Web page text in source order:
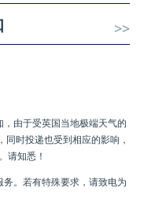
>>
由于受英国当地极端天气的
时投递也受到相应的影响，
请知悉！
。若有特殊要求，请致电为